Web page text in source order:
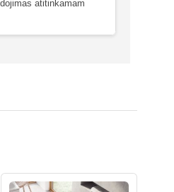
atitinkamam